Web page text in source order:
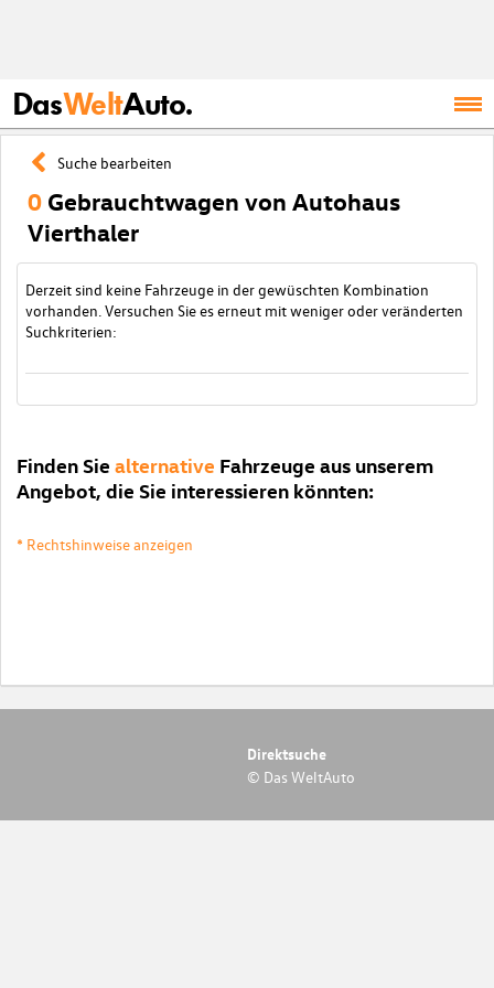
DasWeltAuto.
Suche bearbeiten
0 Gebrauchtwagen von Autohaus
Vierthaler
Derzeit sind keine Fahrzeuge in der gewüschten Kombination
vorhanden. Versuchen Sie es erneut mit weniger oder veränderten
Suchkriterien:
Finden Sie alternative Fahrzeuge aus unserem
Angebot, die Sie interessieren könnten:
* Rechtshinweise anzeigen
Direktsuche
© Das WeltAuto